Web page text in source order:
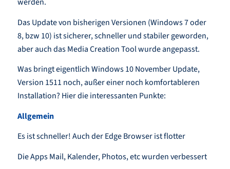
Das Update von bisherigen Versionen (Windows 7 oder
8, bzw 10) ist sicherer, schneller und stabiler geworden,
aber auch das Media Creation Tool wurde angepasst.
Was bringt eigentlich Windows 10 November Update,
Version 1511 noch, außer einer noch komfortableren
Installation? Hier die interessanten Punkte:
Allgemein
Es ist schneller! Auch der Edge Browser ist flotter
Die Apps Mail, Kalender, Photos, etc wurden verbessert